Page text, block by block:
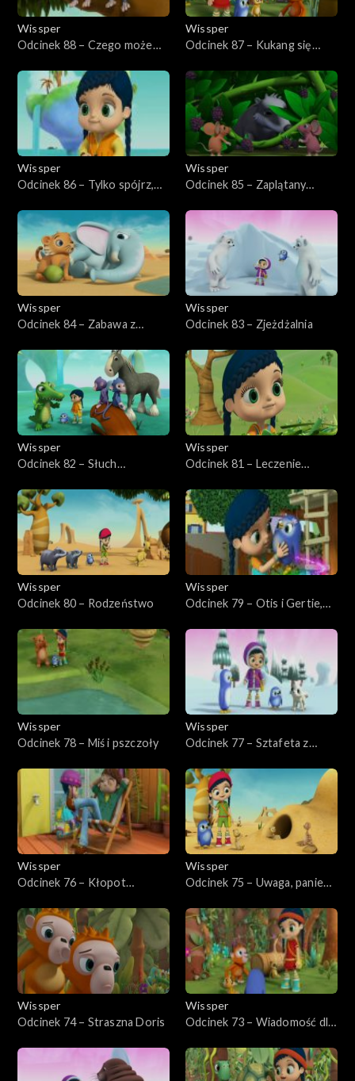
Wissper
Odcinek 88 – Czego może
Wissper
Odcinek 87 – Kukang się
Wissper
Odcinek 86 – Tylko spójrz,
Wissper
Odcinek 85 – Zaplątany
Wissper
Odcinek 84 – Zabawa z
Wissper
Odcinek 83 – Zjeżdżalnia
Wissper
Odcinek 82 – Słuch
Wissper
Odcinek 81 – Leczenie
Wissper
Odcinek 80 – Rodzeństwo
Wissper
Odcinek 79 – Otis i Gertie,
Wissper
Odcinek 78 – Miś i pszczoły
Wissper
Odcinek 77 – Sztafeta z
Wissper
Odcinek 76 – Kłopot
Wissper
Odcinek 75 – Uwaga, panie
Wissper
Odcinek 74 – Straszna Doris
Wissper
Odcinek 73 – Wiadomość dla